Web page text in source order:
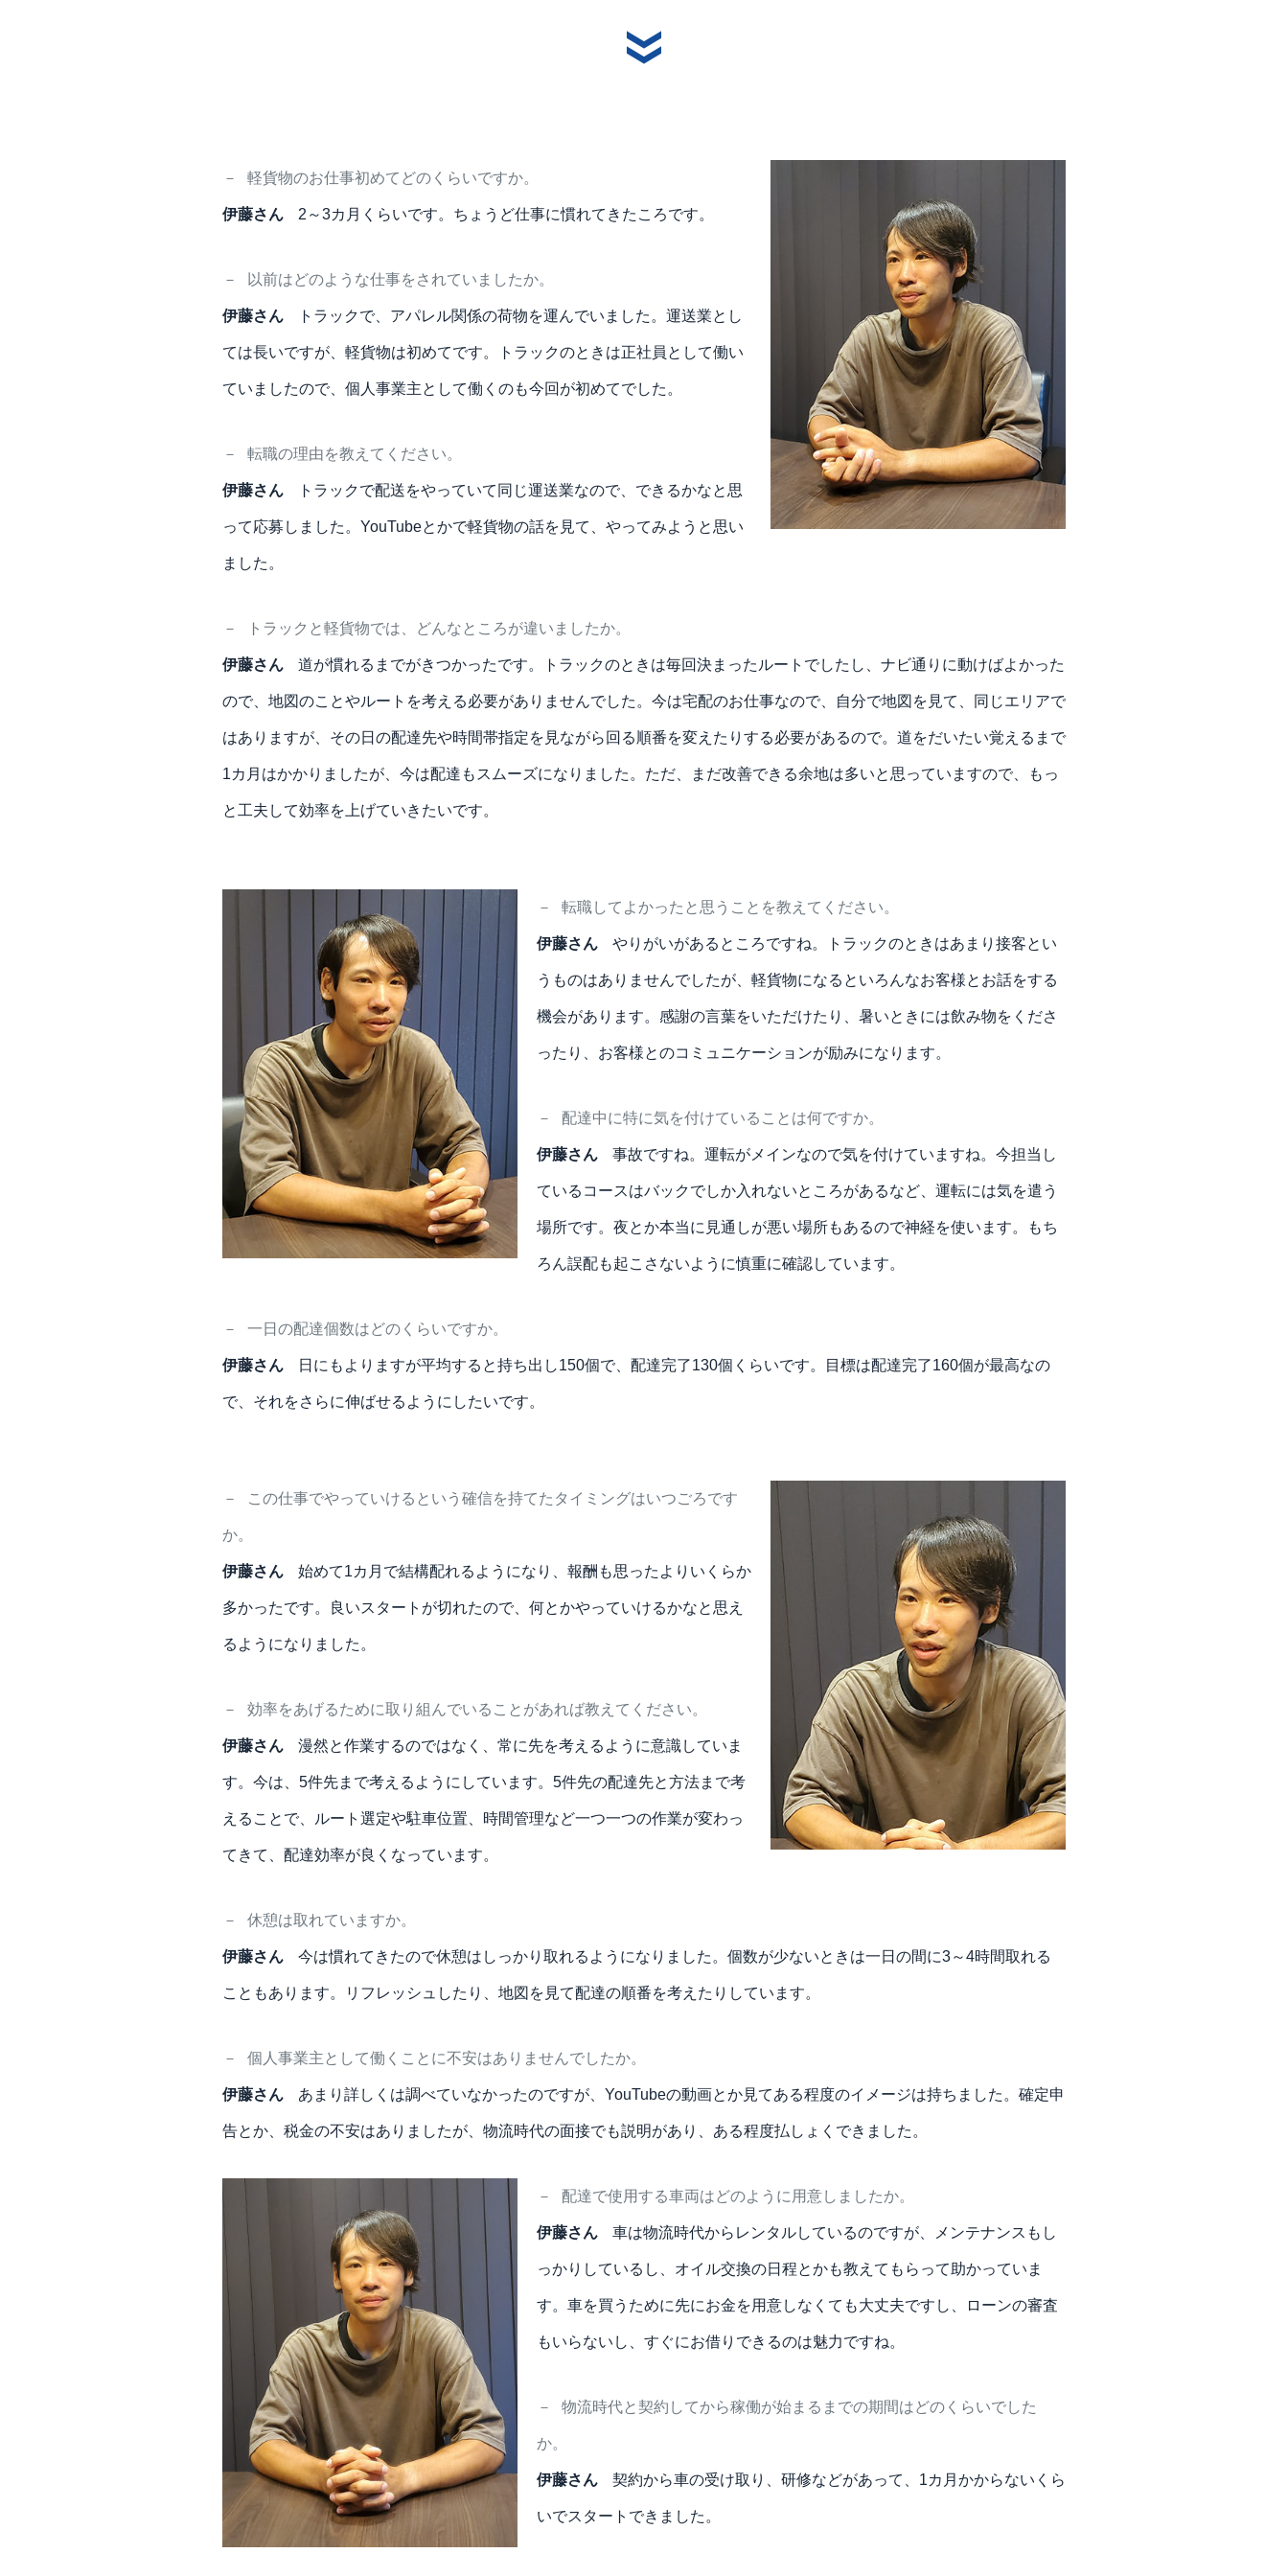
－ 軽貨物のお仕事初めてどのくらいですか。
伊藤さん 2～3カ月くらいです。ちょうど仕事に慣れてきたころです。
－ 以前はどのような仕事をされていましたか。
伊藤さん トラックで、アパレル関係の荷物を運んでいました。運送業とし
ては長いですが、軽貨物は初めてです。トラックのときは正社員として働い
ていましたので、個人事業主として働くのも今回が初めてでした。
－ 転職の理由を教えてください。
伊藤さん トラックで配送をやっていて同じ運送業なので、できるかなと思
って応募しました。YouTubeとかで軽貨物の話を見て、やってみようと思い
ました。
－ トラックと軽貨物では、どんなところが違いましたか。
伊藤さん 道が慣れるまでがきつかったです。トラックのときは毎回決まったルートでしたし、ナビ通りに動けばよかった
ので、地図のことやルートを考える必要がありませんでした。今は宅配のお仕事なので、自分で地図を見て、同じエリアで
はありますが、その日の配達先や時間帯指定を見ながら回る順番を変えたりする必要があるので。道をだいたい覚えるまで
1カ月はかかりましたが、今は配達もスムーズになりました。ただ、まだ改善できる余地は多いと思っていますので、もっ
と工夫して効率を上げていきたいです。
－ 転職してよかったと思うことを教えてください。
伊藤さん やりがいがあるところですね。トラックのときはあまり接客とい
うものはありませんでしたが、軽貨物になるといろんなお客様とお話をする
機会があります。感謝の言葉をいただけたり、暑いときには飲み物をくださ
ったり、お客様とのコミュニケーションが励みになります。
－ 配達中に特に気を付けていることは何ですか。
伊藤さん 事故ですね。運転がメインなので気を付けていますね。今担当し
ているコースはバックでしか入れないところがあるなど、運転には気を遣う
場所です。夜とか本当に見通しが悪い場所もあるので神経を使います。もち
ろん誤配も起こさないように慎重に確認しています。
－ 一日の配達個数はどのくらいですか。
伊藤さん 日にもよりますが平均すると持ち出し150個で、配達完了130個くらいです。目標は配達完了160個が最高なの
で、それをさらに伸ばせるようにしたいです。
－ この仕事でやっていけるという確信を持てたタイミングはいつごろです
か。
伊藤さん 始めて1カ月で結構配れるようになり、報酬も思ったよりいくらか
多かったです。良いスタートが切れたので、何とかやっていけるかなと思え
るようになりました。
－ 効率をあげるために取り組んでいることがあれば教えてください。
伊藤さん 漫然と作業するのではなく、常に先を考えるように意識していま
す。今は、5件先まで考えるようにしています。5件先の配達先と方法まで考
えることで、ルート選定や駐車位置、時間管理など一つ一つの作業が変わっ
てきて、配達効率が良くなっています。
－ 休憩は取れていますか。
伊藤さん 今は慣れてきたので休憩はしっかり取れるようになりました。個数が少ないときは一日の間に3～4時間取れる
こともあります。リフレッシュしたり、地図を見て配達の順番を考えたりしています。
－ 個人事業主として働くことに不安はありませんでしたか。
伊藤さん あまり詳しくは調べていなかったのですが、YouTubeの動画とか見てある程度のイメージは持ちました。確定申
告とか、税金の不安はありましたが、物流時代の面接でも説明があり、ある程度払しょくできました。
－ 配達で使用する車両はどのように用意しましたか。
伊藤さん 車は物流時代からレンタルしているのですが、メンテナンスもし
っかりしているし、オイル交換の日程とかも教えてもらって助かっていま
す。車を買うために先にお金を用意しなくても大丈夫ですし、ローンの審査
もいらないし、すぐにお借りできるのは魅力ですね。
－ 物流時代と契約してから稼働が始まるまでの期間はどのくらいでした
か。
伊藤さん 契約から車の受け取り、研修などがあって、1カ月かからないくら
いでスタートできました。